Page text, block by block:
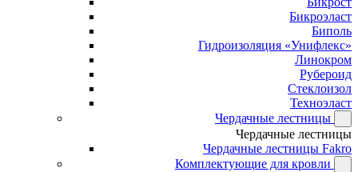
Бикроэласт
Биполь
Гидроизоляция «Унифлекс»
Линокром
Рубероид
Стеклоизол
Техноэласт
Чердачные лестницы
Чердачные лестницы
Чердачные лестницы Fakro
Комплектующие для кровли